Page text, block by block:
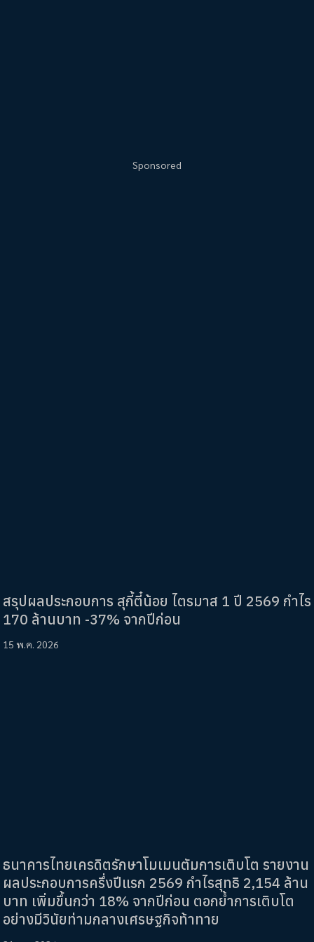
Sponsored
สรุปผลประกอบการ สุกี้ตี๋น้อย ไตรมาส 1 ปี 2569 กำไร
170 ล้านบาท -37% จากปีก่อน
15 พ.ค. 2026
ธนาคารไทยเครดิตรักษาโมเมนตัมการเติบโต รายงาน
ผลประกอบการครึ่งปีแรก 2569 กำไรสุทธิ 2,154 ล้าน
บาท เพิ่มขึ้นกว่า 18% จากปีก่อน ตอกย้ำการเติบโต
อย่างมีวินัยท่ามกลางเศรษฐกิจท้าทาย